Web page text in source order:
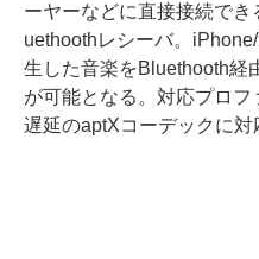
ーヤーなどに直接接続で
uethoothレシーバ。
生した音楽をBluethooth経
が可能となる。対応プロ
遅延のaptXコーデックに対